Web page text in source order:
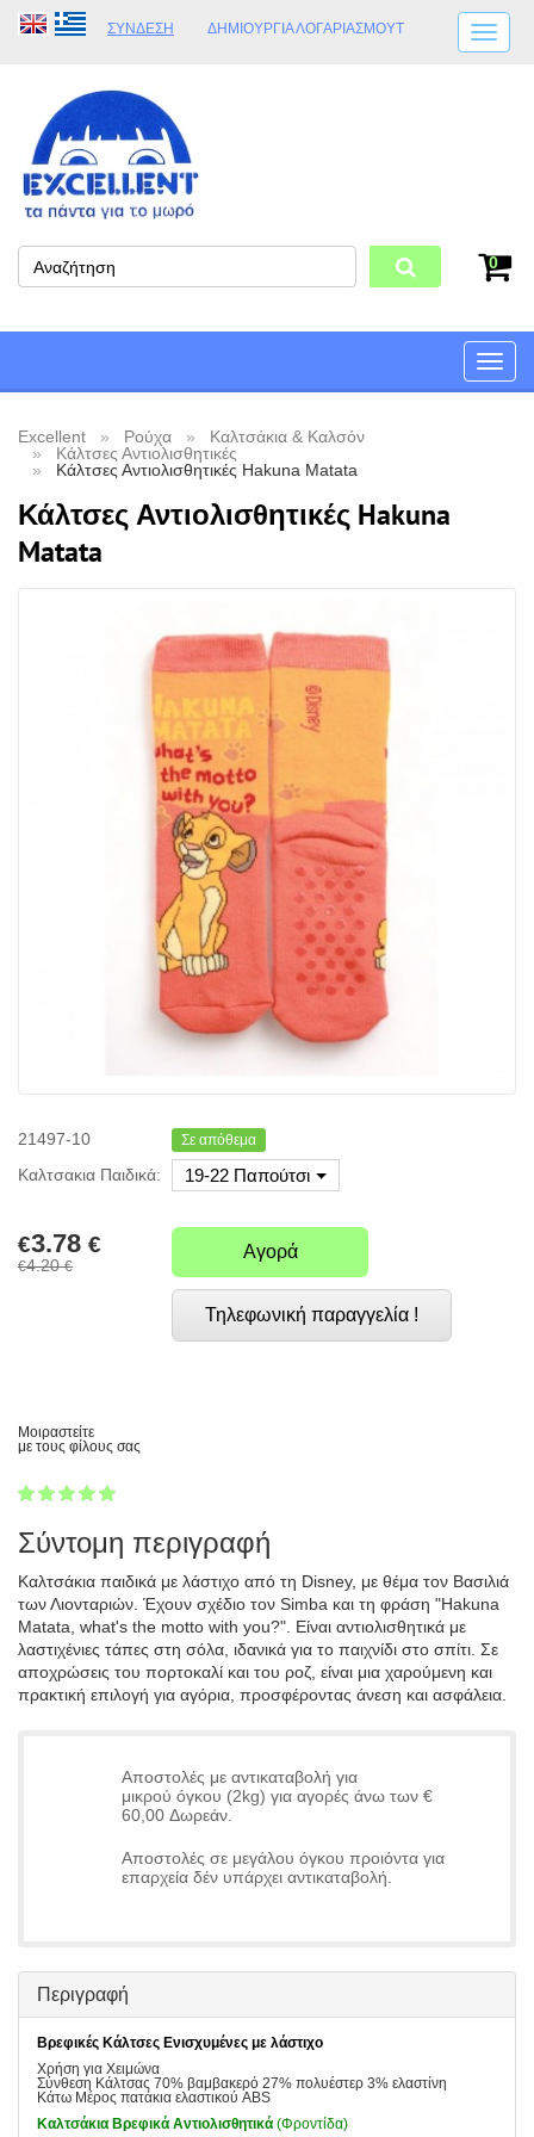
ΣΎΝΔΕΣΗ ΔΗΜΙΟΥΡΓΊΑ ΛΟΓΑΡΙΑΣΜΟΎT
ΩΡΆΡΙΟ ΚΑΤΑΣΤΉΜΑΤΟΣ
ΦΥΣΙΚΌ ΚΑΤΆΣΤΗΜΑ
0
Toggle
Excellent Ρούχα
Καλτσάκια & Καλσόν
Κάλτσες Αντιολισθητικές
Κάλτσες Αντιολισθητικές Hakuna Matata
Κάλτσες Αντιολισθητικές Hakuna
Matata
21497-10 Σε απόθεμα
Καλτσακια Παιδικά: 19-22 Παπούτσι
€3.78 €
€4.20€
Αγορά
Τηλεφωνική παραγγελία !
Μοιραστείτε
με τους φίλους σας
1
2
3
4
5
Σύντομη περιγραφή
Καλτσάκια παιδικά με λάστιχο από τη Disney, με θέμα τον Βασιλιά
των Λιονταριών. Έχουν σχέδιο τον Simba και τη φράση "Hakuna
Matata, what's the motto with you?". Είναι αντιολισθητικά με
λαστιχένιες τάπες στη σόλα, ιδανικά για το παιχνίδι στο σπίτι. Σε
αποχρώσεις του πορτοκαλί και του ροζ, είναι μια χαρούμενη και
πρακτική επιλογή για αγόρια, προσφέροντας άνεση και ασφάλεια.
Αποστολές με αντικαταβολή για
μικρού όγκου (2kg) για αγορές άνω των €
60,00 Δωρεάν.
Αποστολές σε μεγάλου όγκου προιόντα για
επαρχεία δέν υπάρχει αντικαταβολή.
Περιγραφή
Βρεφικές Κάλτσες Ενισχυμένες με λάστιχο
Χρήση για Χειμώνα
Σύνθεση Κάλτσας 70% βαμβακερό 27% πολυέστερ 3% ελαστίνη
Κάτω Μέρος πατάκια ελαστικού ABS
Καλτσάκια Βρεφικά Αντιολισθητικά (Φροντίδα)